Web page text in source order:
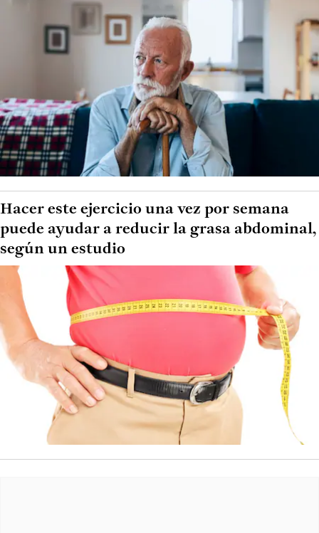
Hacer este ejercicio una vez por semana
puede ayudar a reducir la grasa abdominal,
según un estudio